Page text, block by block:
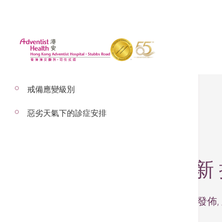
通波仔支架不斷革
– 原文章由SkyPost於2025年3月31日發
戒備應變級別
惡劣天氣下的診症安排